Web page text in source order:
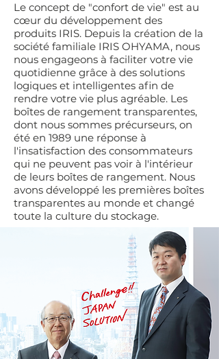
Le concept de "confort de vie" est au
cœur du développement des
produits IRIS. Depuis la création de la
société familiale IRIS OHYAMA, nous
nous engageons à faciliter votre vie
quotidienne grâce à des solutions
logiques et intelligentes afin de
rendre votre vie plus agréable. Les
boîtes de rangement transparentes,
dont nous sommes précurseurs, on
été en 1989 une réponse à
l'insatisfaction des consommateurs
qui ne peuvent pas voir à l'intérieur
de leurs boîtes de rangement. Nous
avons développé les premières boîtes
transparentes au monde et changé
toute la culture du stockage.